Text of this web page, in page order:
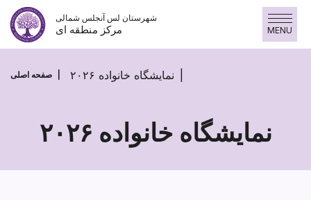
پرش
محتوا
شهرستان لس آنجلس شمالی
مرکز منطقه ای MENU
صفحه اصلی نمایشگاه خانواده ۲۰۲۶
نمایشگاه خانواده ۲۰۲۶
نمایشگاه
خانواده